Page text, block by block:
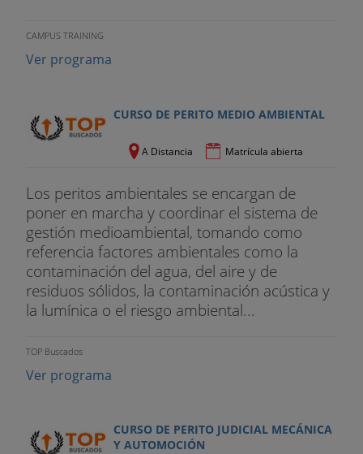
CAMPUS TRAINING
Ver programa
CURSO DE PERITO MEDIO AMBIENTAL
A Distancia Matrícula abierta
Los peritos ambientales se encargan de
poner en marcha y coordinar el sistema de
gestión medioambiental, tomando como
referencia factores ambientales como la
contaminación del agua, del aire y de
residuos sólidos, la contaminación acústica y
la lumínica o el riesgo ambiental...
TOP Buscados
Ver programa
CURSO DE PERITO JUDICIAL MECÁNICA
Y AUTOMOCIÓN